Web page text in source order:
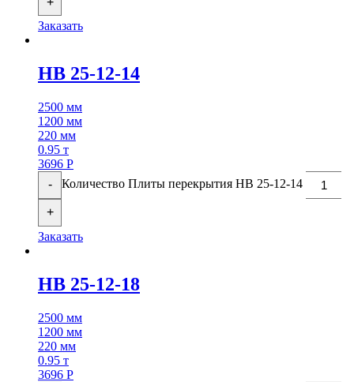
Заказать
НВ 25-12-14
2500 мм
1200 мм
220 мм
0.95 т
3696 Р
-
Количество Плиты перекрытия НВ 25-12-14
+
Заказать
НВ 25-12-18
2500 мм
1200 мм
220 мм
0.95 т
3696 Р